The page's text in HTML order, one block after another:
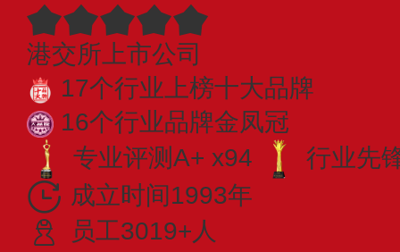
港交所上市公司
17个行业上榜十大品牌
16个行业品牌金凤冠
专业评测A+ x94
行业先
成立时间1993年
员工3019+人